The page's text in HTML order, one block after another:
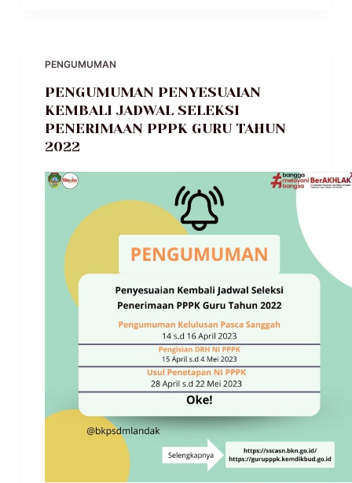
PENGUMUMAN
PENGUMUMAN PENYESUAIAN
KEMBALI JADWAL SELEKSI
PENERIMAAN PPPK GURU TAHUN
2022